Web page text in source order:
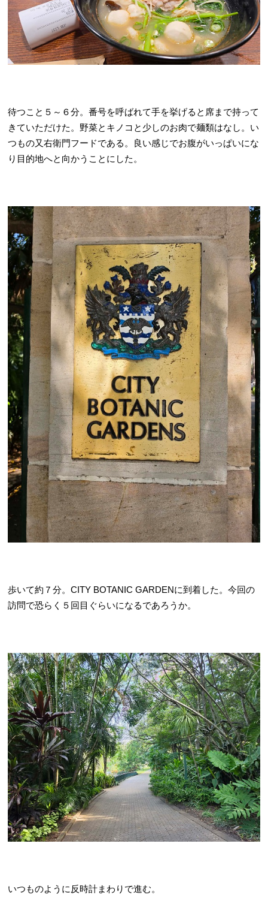
待つこと５～６分。番号を呼ばれて手を挙げると席まで持って
きていただけた。野菜とキノコと少しのお肉で麺類はなし。い
つもの又右衛門フードである。良い感じでお腹がいっぱいにな
り目的地へと向かうことにした。
歩いて約７分。CITY BOTANIC GARDENに到着した。今回の
訪問で恐らく５回目ぐらいになるであろうか。
いつものように反時計まわりで進む。